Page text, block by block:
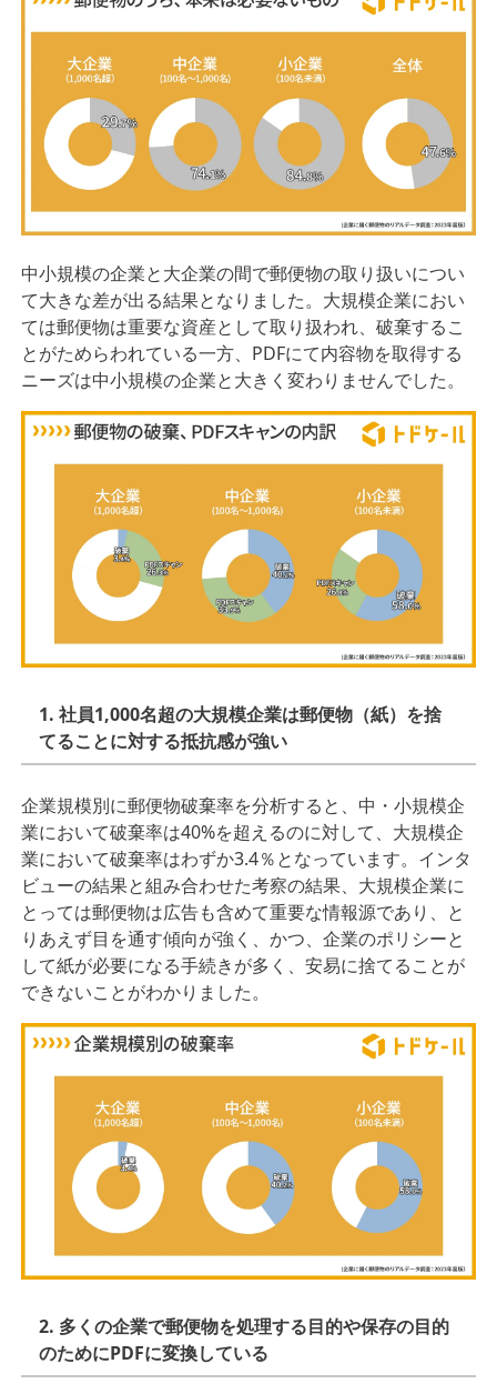
中⼩規模の企業と⼤企業の間で郵便物の取り扱いについ
て⼤きな差が出る結果となりました。⼤規模企業におい
ては郵便物は重要な資産として取り扱われ、破棄するこ
とがためらわれている⼀⽅、PDFにて内容物を取得する
ニーズは中⼩規模の企業と⼤きく変わりませんでした。
1. 社員1,000名超の⼤規模企業は郵便物（紙）を捨
てることに対する抵抗感が強い
企業規模別に郵便物破棄率を分析すると、中・⼩規模企
業において破棄率は40%を超えるのに対して、⼤規模企
業において破棄率はわずか3.4％となっています。インタ
ビューの結果と組み合わせた考察の結果、⼤規模企業に
とっては郵便物は広告も含めて重要な情報源であり、と
りあえず⽬を通す傾向が強く、かつ、企業のポリシーと
して紙が必要になる⼿続きが多く、安易に捨てることが
できないことがわかりました。
2. 多くの企業で郵便物を処理する⽬的や保存の⽬的
のためにPDFに変換している